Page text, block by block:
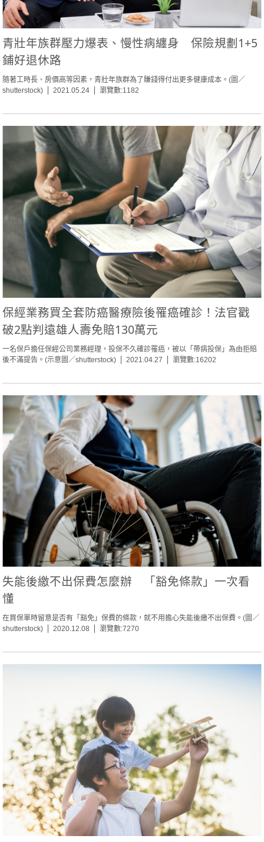
青壯年族群壓力爆表、慢性病纏身 保險規劃1+5
鋪好退休路
隨著工時長、房價高等因素，青壯年族群為了賺錢得付出更多健康成本。(圖／
shutterstock)
2021.05.24 瀏覽數:1182
保經業務買全套防癌醫療險後罹癌確診！法官戳
破2點判遠雄人壽免賠130萬元
一名保戶擔任保經公司業務經理，投保不久確診罹癌，被以「帶病投保」為由拒賠
後不滿提告。(示意圖／shutterstock)
2021.04.27 瀏覽數:16202
失能後繳不出保費怎麼辦 「豁免條款」一次看
懂
在買保單時留意是否有「豁免」保費的條款，就不用擔心失能後繳不出保費。(圖／
shutterstock)
2020.12.08 瀏覽數:7270